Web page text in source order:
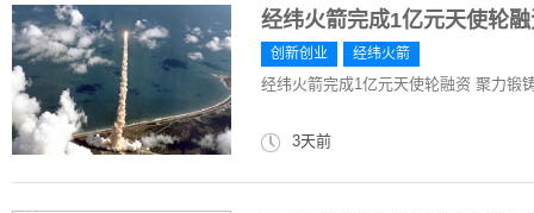
经纬火箭完成1亿元天使轮
创新创业 经纬火箭
经纬火箭完成1亿元天使轮融资 聚力锻
3天前